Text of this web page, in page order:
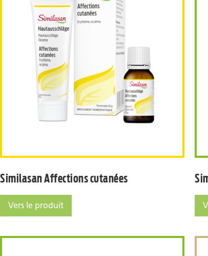
Similasan Affections
Similasan Affections cutanées
Similasan Affections cutanées
Vers le produit